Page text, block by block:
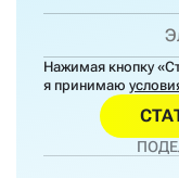
Нажимая кнопку
я принимаю